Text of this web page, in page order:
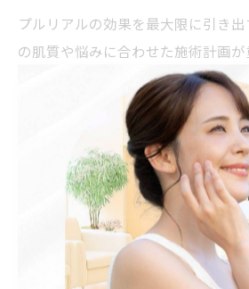
プルリアルの効果を最大限に引き
の肌質や悩みに合わせた施術計画が
ウンセリングで肌の状態を丁寧に診
や部位を選定します。
施術時には、細かな注入技術がポイ
えば、目の下や口元など動きの多い
やカニューレを用いて均一に注入す
出血などのリスクを最小限に抑えつ
が期待できます。